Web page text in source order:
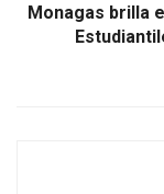
Monagas brilla